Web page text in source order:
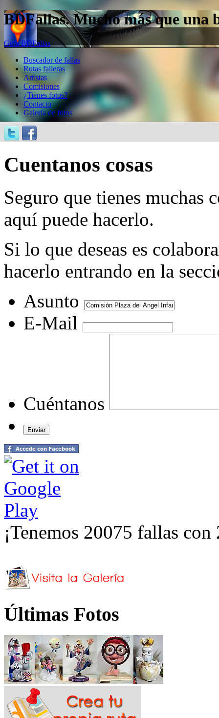
BDFallas. Mucho más que una
Guía BDFallas
Buscador de fallas
Rutas falleras
Artistas
Comisiones
¿Tienes fotos?
Contacto
Galería de fotos
Cuentanos cosas
Seguro que tienes muchas
aquí puede hacerlo.
Si lo que deseas es
hacerlo entrando en la
Asunto
E-Mail
Cuéntanos
¡Tenemos 20075 fallas
Últimas Fotos